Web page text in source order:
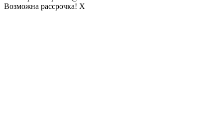
Возможна рассрочка! X